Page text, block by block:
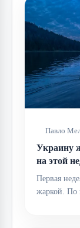
Павло
Украину
на этой
Первая
жаркой. По